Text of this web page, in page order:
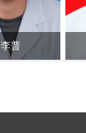
李普